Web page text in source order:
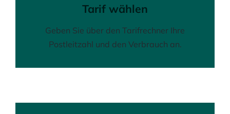
Tarif wählen
Geben Sie über den Tarifrechner Ihre
Postleitzahl und den Verbrauch an.